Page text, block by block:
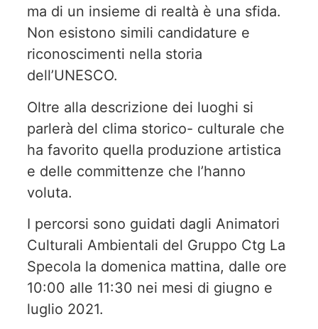
ma di un insieme di realtà è una sfida.
Non esistono simili candidature e
riconoscimenti nella storia
dell’UNESCO.
Oltre alla descrizione dei luoghi si
parlerà del clima storico- culturale che
ha favorito quella produzione artistica
e delle committenze che l’hanno
voluta.
I percorsi sono guidati dagli Animatori
Culturali Ambientali del Gruppo Ctg La
Specola la domenica mattina, dalle ore
10:00 alle 11:30 nei mesi di giugno e
luglio 2021.